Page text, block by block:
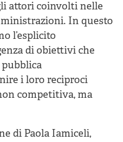
attori coinvolti nelle
In questo
l’esplicito
di obiettivi che
pubblica
i loro reciproci
competitiva, ma
di Paola Iamiceli,